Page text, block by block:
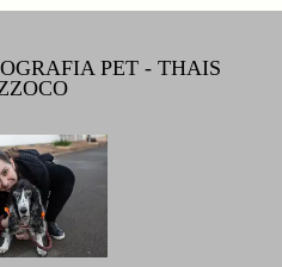
PET - THAIS